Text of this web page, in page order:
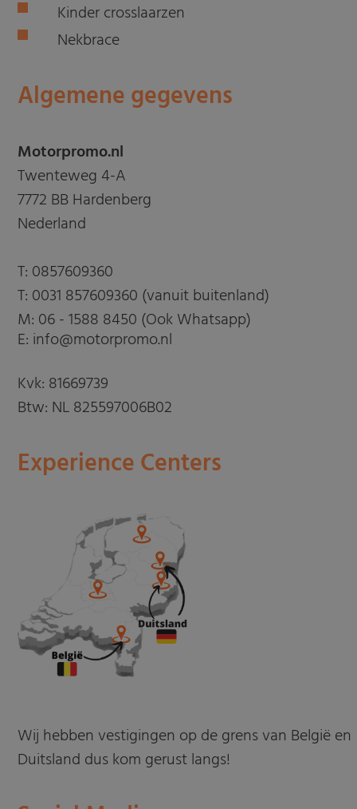
Kinder crosslaarzen
Nekbrace
Algemene gegevens
Motorpromo.nl
Twenteweg 4-A
7772 BB Hardenberg
Nederland
T: 0857609360
T: 0031 857609360 (vanuit buitenland)
M: 06 - 1588 8450 (Ook Whatsapp)
E: info@motorpromo.nl
Kvk: 81669739
Btw: NL 825597006B02
Experience Centers
Wij hebben vestigingen op de grens van België en
Duitsland dus kom gerust langs!